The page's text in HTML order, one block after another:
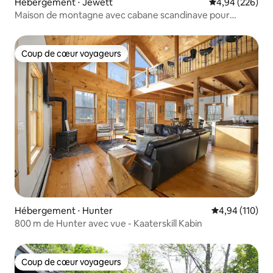
Maison de montagne avec cabane scandinave pour
Coup de cœur voyageurs
Coup de cœur voyageurs
Hébergement ⋅ Hunter Évaluation
4,94 (110)
800 m de Hunter avec vue - Kaaterskill Kabin
Coup de cœur voyageurs
Coup de cœur voyageurs